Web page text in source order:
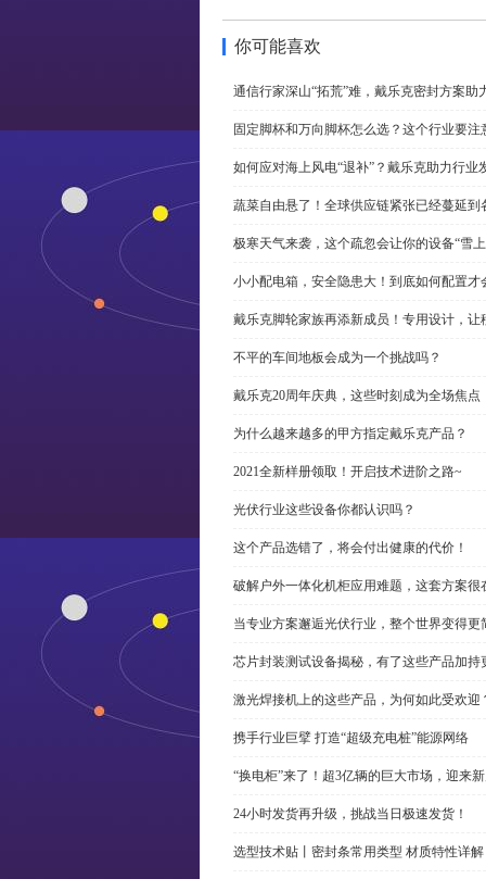
你可能喜欢
通信行家深山“拓荒”难，戴乐克密封方案助
固定脚杯和万向脚杯怎么选？这个行业要注
如何应对海上风电“退补”？戴乐克助力行业
蔬菜自由悬了！全球供应链紧张已经蔓延到
极寒天气来袭，这个疏忽会让你的设备“雪
小小配电箱，安全隐患大！到底如何配置才
戴乐克脚轮家族再添新成员！专用设计，让
不平的车间地板会成为一个挑战吗？
戴乐克20周年庆典，这些时刻成为全场焦点
为什么越来越多的甲方指定戴乐克产品？
2021全新样册领取！开启技术进阶之路~
光伏行业这些设备你都认识吗？
这个产品选错了，将会付出健康的代价！
破解户外一体化机柜应用难题，这套方案很
当专业方案邂逅光伏行业，整个世界变得更
芯片封装测试设备揭秘，有了这些产品加持
激光焊接机上的这些产品，为何如此受欢迎
携手行业巨擘 打造“超级充电桩”能源网络
“换电柜”来了！超3亿辆的巨大市场，迎来
24小时发货再升级，挑战当日极速发货！
选型技术贴丨密封条常用类型 材质特性详解